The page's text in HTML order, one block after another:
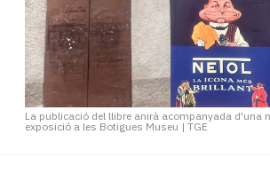
La publicació del llibre anirà acompanyada d'una
exposició a les Botigues Museu |TGE